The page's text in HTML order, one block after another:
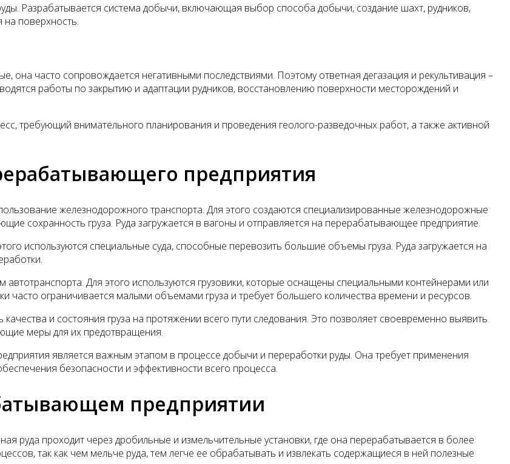
Разрабатывается система добычи, включающая выбор способа добычи, создание шахт, рудников,
на поверхность.
она часто сопровождается негативными последствиями. Поэтому ответная дегазация и рекультивация –
работы по закрытию и адаптации рудников, восстановлению поверхности месторождений и
требующий внимательного планирования и проведения геолого-разведочных работ, а также активной
предприятия
железнодорожного транспорта. Для этого создаются специализированные железнодорожные
сохранность груза. Руда загружается в вагоны и отправляется на перерабатывающее предприятие.
используются специальные суда, способные перевозить большие объемы груза. Руда загружается на
Для этого используются грузовики, которые оснащены специальными контейнерами или
часто ограничивается малыми объемами груза и требует большего количества времени и ресурсов.
и состояния груза на протяжении всего пути следования. Это позволяет своевременно выявить
меры для их предотвращения.
является важным этапом в процессе добычи и переработки руды. Она требует применения
безопасности и эффективности всего процесса.
предприятии
руда проходит через дробильные и измельчительные установки, где она перерабатывается в более
так как чем мельче руда, тем легче ее обрабатывать и извлекать содержащиеся в ней полезные